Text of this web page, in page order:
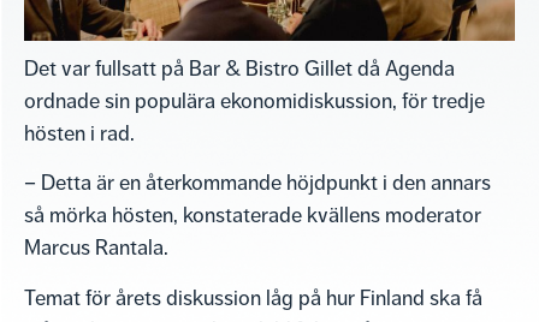
Det var fullsatt på Bar & Bistro Gillet då Agenda
ordnade sin populära ekonomidiskussion, för tredje
hösten i rad.
– Detta är en återkommande höjdpunkt i den annars
så mörka hösten, konstaterade kvällens moderator
Marcus Rantala.
Temat för årets diskussion låg på hur Finland ska få